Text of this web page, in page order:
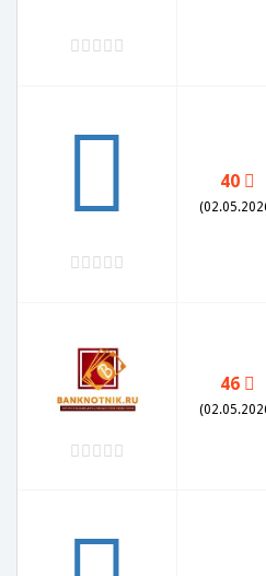
40
46